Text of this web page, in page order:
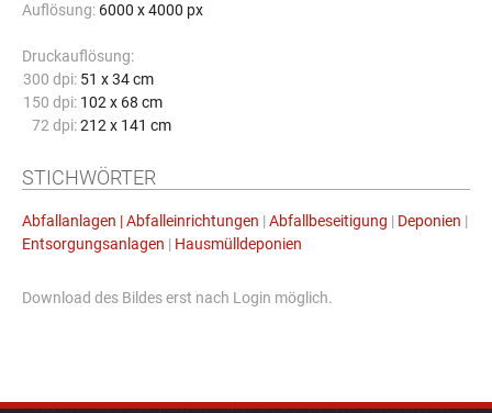
Auflösung: 6000 x 4000 px
Druckauflösung:
300 dpi: 51 x 34 cm
150 dpi: 102 x 68 cm
72 dpi: 212 x 141 cm
STICHWÖRTER
Abfallanlagen | Abfalleinrichtungen | Abfallbeseitigung | Deponien |
Entsorgungsanlagen | Hausmülldeponien
Download des Bildes erst nach Login möglich.